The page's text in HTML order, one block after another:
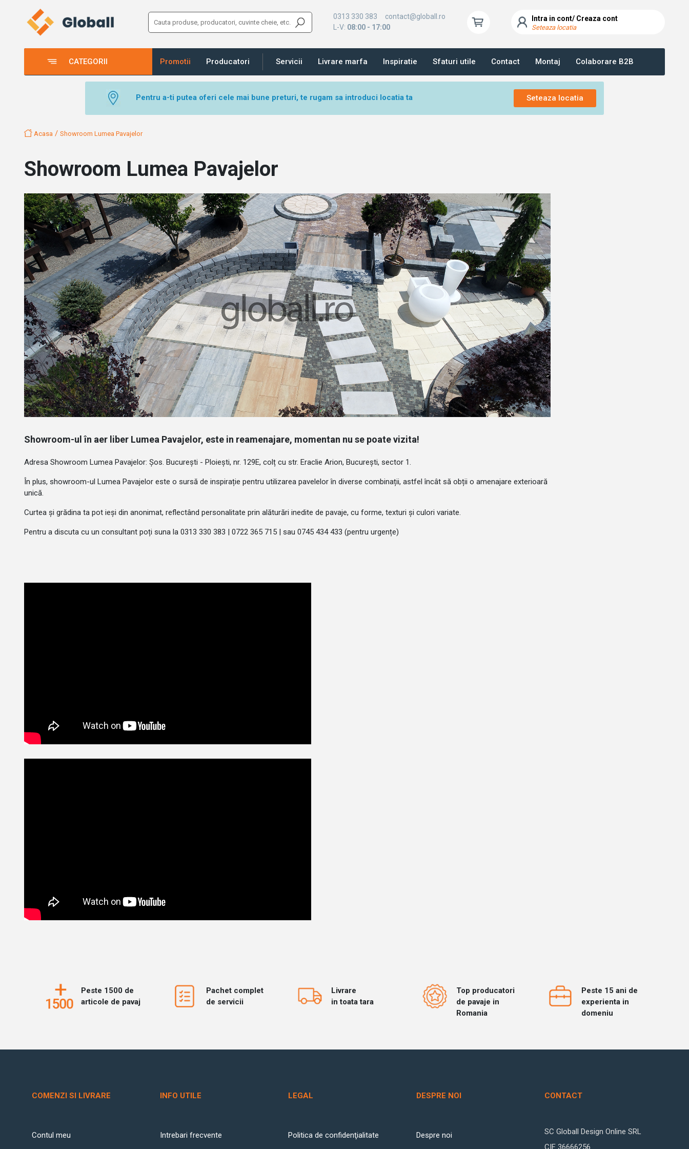
0313 330 383
contact@globall.ro
L-V: 08:00 - 17:00
Intra in cont/ Creaza cont
Seteaza locatia
CATEGORII Promotii Producatori Servicii Livrare marfa Inspiratie Sfaturi utile Contact Montaj Colaborare B2B
Pentru a-ti putea oferi cele mai bune preturi, te rugam sa introduci locatia ta Seteaza locatia
Acasa /Showroom Lumea Pavajelor
Showroom Lumea Pavajelor
Showroom-ul în aer liber Lumea Pavajelor, este in reamenajare, momentan nu se poate vizita!
Adresa Showroom Lumea Pavajelor: Șos. București - Ploiești, nr. 129E, colț cu str. Eraclie Arion, București, sector 1.
În plus, showroom-ul Lumea Pavajelor este o sursă de inspirație pentru utilizarea pavelelor în diverse combinații, astfel încât să obții o amenajare exterioară
unică.
Curtea și grădina ta pot ieși din anonimat, reflectând personalitate prin alăturări inedite de pavaje, cu forme, texturi și culori variate.
Pentru a discuta cu un consultant poți suna la 0313 330 383 | 0722 365 715 | sau 0745 434 433 (pentru urgențe)
Peste 1500 de
articole de pavaj
Pachet complet
de servicii
Livrare
in toata tara
Top producatori
de pavaje in
Romania
Peste 15 ani de
experienta in
domeniu
COMENZI SI LIVRARE
Contul meu
INFO UTILE
Intrebari frecvente
LEGAL
Politica de confidenţialitate
DESPRE NOI
Despre noi
CONTACT
SC Globall Design Online SRL
CIF 36666256